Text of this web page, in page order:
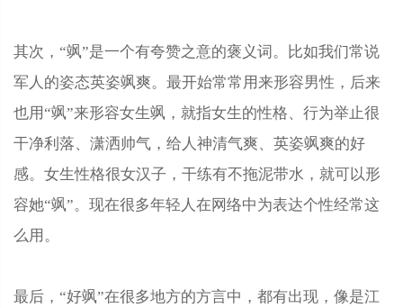
其次，“飒”是一个有夸赞之意的褒义词。比如我们常说
军人的姿态英姿飒爽。最开始常常用来形容男性，后来
也用“飒”来形容女生飒，就指女生的性格、行为举止很
干净利落、潇洒帅气，给人神清气爽、英姿飒爽的好
感。女生性格很女汉子，干练有不拖泥带水，就可以形
容她“飒”。现在很多年轻人在网络中为表达个性经常这
么用。
最后，“好飒”在很多地方的方言中，都有出现，像是江